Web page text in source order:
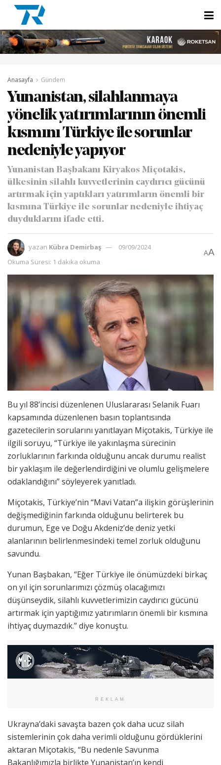
Anasayfa Gündem
Yunanistan, silahlanmaya
yönelik yatırımlarının önemli
kısmını Türkiye ile sorunlar
nedeniyle yapıyor
Yunanistan Başbakanı Kiryakos Miçotakis,
ülkesinin silahlı kuvvetlerinin caydırıcı gücünü
artırmak için yaptıkları yatırımların önemli bir
kısmına Türkiye ile sorunlar nedeniyle ihtiyaç
duyduklarını ifade etti.
yazan Kübra Demirbaş
09/09/2024
Okuma Süresi: 1 dakika okuma
AA
Bu yıl 88’incisi düzenlenen Uluslararası Selanik Fuarı
kapsamında düzenlenen basın toplantısında
gazetecilerin sorularını yanıtlayan Miçotakis, Türkiye ile
ilgili soruyu, “Türkiye ile yakınlaşma sürecinin
zorluklarının farkında olduğunu ancak durumu realist
bir yaklaşım ile değerlendirdiğini ve olumlu gelişmelere
odaklandığını” söyleyerek yanıtladı.
Miçotakis, Türkiye’nin “Mavi Vatan”a ilişkin görüşlerinin
değişmediğinin farkında olduğunu belirterek bu
durumun, Ege ve Doğu Akdeniz’de deniz yetki
alanlarının belirlenmesindeki temel zorluk olduğunu
savundu.
Yunan Başbakan, “Eğer Türkiye ile önümüzdeki birkaç
on yıl için sorunlarımızı çözmüş olacağımızı
düşünseydik, silahlı kuvvetlerimizin caydırıcı gücünü
artırmak için yaptığımız yatırımların önemli bir kısmına
ihtiyaç duymazdık.” diye konuştu.
REKLAM
Ukrayna’daki savaşta bazen çok daha ucuz silah
sistemlerinin çok daha verimli olduğunu gördüklerini
aktaran Miçotakis, “Bu nedenle Savunma
Bakanlığımızla birlikte Yunanistan’ın kendi